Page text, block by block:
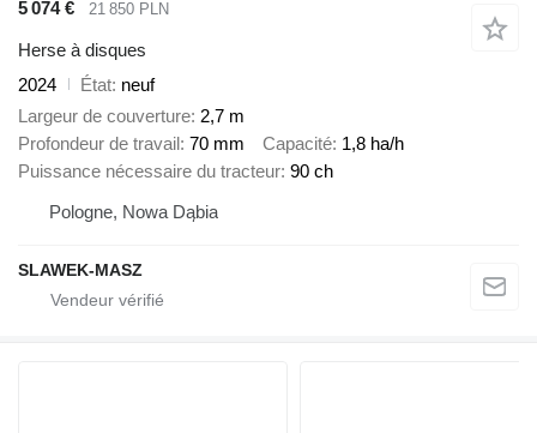
5 074 €
21 850 PLN
Herse à disques
2024
État neuf
Largeur de couverture 2,7 m
Profondeur de travail 70 mm Capacité 1,8 ha/h
Puissance nécessaire du tracteur 90 ch
Pologne, Nowa Dąbia
SLAWEK-MASZ